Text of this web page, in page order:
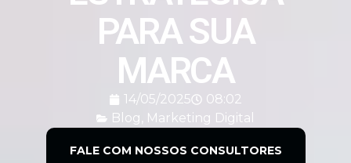
PARA SUA
MARCA
14/05/2025
08:02
Blog, Marketing Digital
FALE COM NOSSOS CONSULTORES